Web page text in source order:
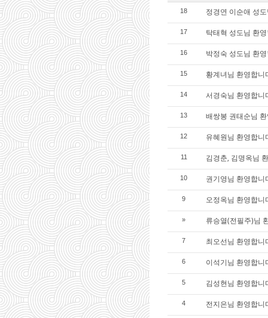
18 정경연 이순애 성
17 탁태혁 성도님 환
16 박정숙 성도님 환
15 황계녀님 환영합
14 서경숙님 환영합
13 배쌍봉 권태순님
12 유혜원님 환영합
11 김경춘, 김명옥님
10 권기영님 환영합
9 오정옥님 환영합
» 류승열(전필주)님
7 최오선님 환영합
6 이석기님 환영합
5 김성현님 환영합
4 전지은님 환영합